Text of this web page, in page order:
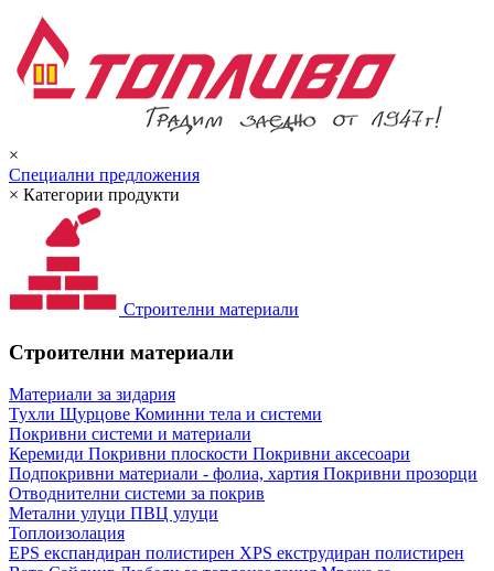
×
Специални предложения
× Категории продукти
Строителни материали
Строителни материали
Материали за зидария
Тухли Щурцове Коминни тела и системи
Покривни системи и материали
Керемиди Покривни плоскости Покривни аксесоари
Подпокривни материали - фолиа, хартия Покривни прозорци
Отводнителни системи за покрив
Метални улуци ПВЦ улуци
Топлоизолация
EPS експандиран полистирен XPS екструдиран полистирен